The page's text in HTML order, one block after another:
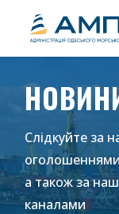
Слідкуйте за
а також за
каналами